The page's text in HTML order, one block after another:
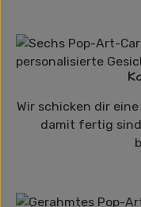
Wir schicken dir
damit fertig